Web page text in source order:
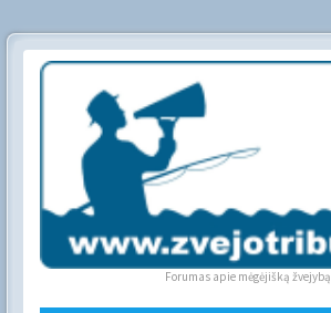
Forumas apie mėgėjišką žvejybą